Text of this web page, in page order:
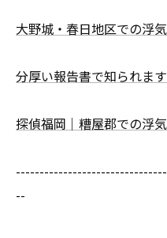
大野城・春日地区での浮
分厚い報告書で知られま
探偵福岡｜糟屋郡での浮
--